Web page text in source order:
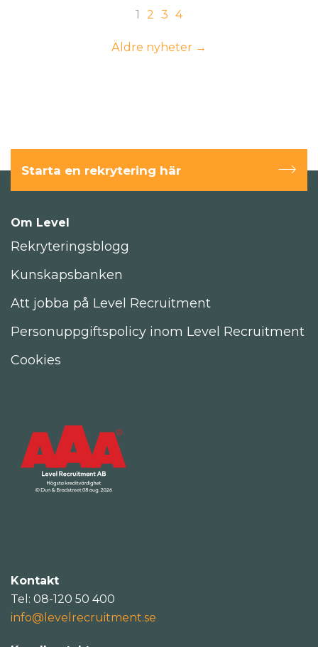
1 2 3 4
Äldre nyheter →
Starta en rekrytering här
Om Level
Rekryteringsblogg
Kunskapsbanken
Att jobba på Level Recruitment
Personuppgiftspolicy inom Level Recruitment
Cookies
Kontakt
Tel: 08-120 50 400
info@levelrecruitment.se